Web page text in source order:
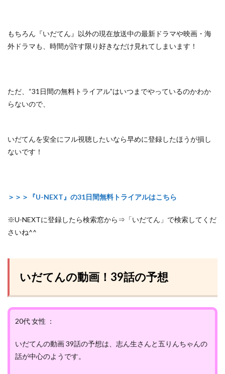
もちろん『いだてん』以外の現在放送中の最新ドラマや映画・海
外ドラマも、 時間が許す限り好きなだけ見れてしまいます！
ただ、 “31日間の無料トライアル”はいつまでやっているのかわか
らないので、
いだてんを安全にフル視聴したいなら早めに登録したほうが損し
ないです！
＞＞＞『U-NEXT』の31日間無料トライアルはこちら
※U-NEXTに登録したら検索窓から⇒「いだてん」で検索してくだ
さいね^^
いだてんの動画！39話の予想
20代 女性 ：
いだてんの動画 39話の予想は、志ん生さんと五りんちゃんの
話が中心のようです。